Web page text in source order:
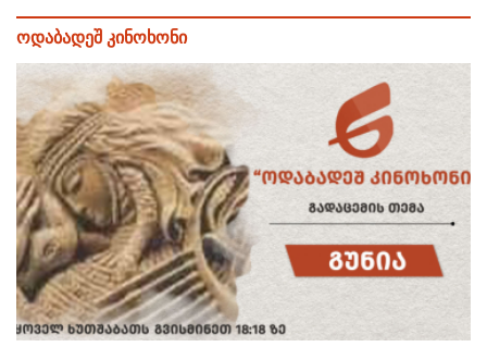
ოდაბადეშ კინოხონი